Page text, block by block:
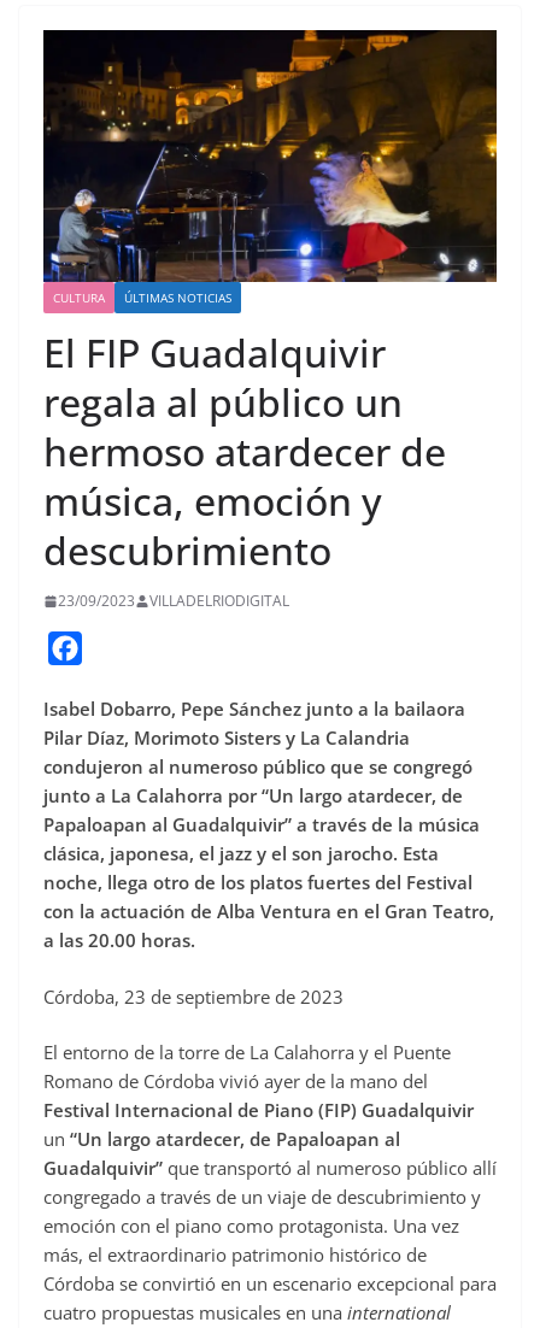
CULTURA ÚLTIMAS NOTICIAS
El FIP Guadalquivir
regala al público un
hermoso atardecer de
música, emoción y
descubrimiento
23/09/2023 VILLADELRIODIGITAL
c
e
o
o
k
Isabel Dobarro, Pepe Sánchez junto a la bailaora
Pilar Díaz, Morimoto Sisters y La Calandria
condujeron al numeroso público que se congregó
junto a La Calahorra por “Un largo atardecer, de
Papaloapan al Guadalquivir” a través de la música
clásica, japonesa, el jazz y el son jarocho. Esta
noche, llega otro de los platos fuertes del Festival
con la actuación de Alba Ventura en el Gran Teatro,
a las 20.00 horas.
Córdoba, 23 de septiembre de 2023
El entorno de la torre de La Calahorra y el Puente
Romano de Córdoba vivió ayer de la mano del
Festival Internacional de Piano (FIP) Guadalquivir
un “Un largo atardecer, de Papaloapan al
Guadalquivir” que transportó al numeroso público allí
congregado a través de un viaje de descubrimiento y
emoción con el piano como protagonista. Una vez
más, el extraordinario patrimonio histórico de
Córdoba se convirtió en un escenario excepcional para
cuatro propuestas musicales en una international